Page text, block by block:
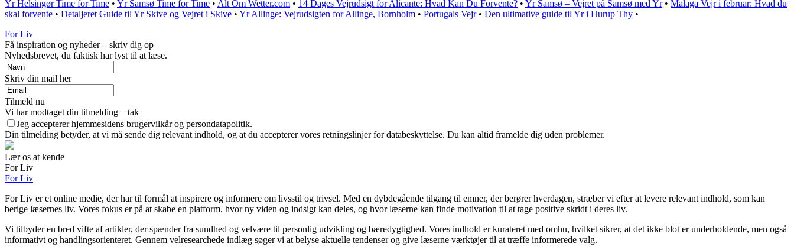
Yr Helsingør Time for Time • Yr Samsø Time for Time • Alt Om Wetter.com • 14 Dages Vejrudsigt for Alicante: Hvad Kan Du Forvente? • Yr Samsø – Vejret på Samsø med Yr• Malaga Vejr i februar: Hvad du
skal forvente • Detaljeret Guide til Yr Skive og Vejret i Skive • Yr Allinge: Vejrudsigten for Allinge, Bornholm • Portugals Vejr• Den ultimative guide til Yr i Hurup Thy •
For Liv
Få inspiration og nyheder – skriv dig op
Nyhedsbrevet, du faktisk har lyst til at læse.
Skriv din mail her
Tilmeld nu
Vi har modtaget din tilmelding – tak
Jeg accepterer hjemmesidens brugervilkår og persondatapolitik.
Din tilmelding betyder, at vi må sende dig relevant indhold, og at du accepterer vores retningslinjer for databeskyttelse. Du kan altid framelde dig uden problemer.
Lær os at kende
For Liv
For Liv
For Liv er et online medie, der har til formål at inspirere og informere om livsstil og trivsel. Med en dybdegående tilgang til emner, der berører hverdagen, stræber vi efter at levere relevant indhold, som kan
berige læsernes liv. Vores fokus er på at skabe en platform, hvor ny viden og indsigt kan deles, og hvor læserne kan finde motivation til at tage positive skridt i deres liv.
Vi tilbyder en bred vifte af artikler, der spænder fra sundhed og velvære til personlig udvikling og bæredygtighed. Vores indhold er kurateret med omhu, hvilket sikrer, at det ikke blot er underholdende, men også
informativt og handlingsorienteret. Gennem velresearchede indlæg søger vi at belyse aktuelle tendenser og give læserne værktøjer til at træffe informerede valg.